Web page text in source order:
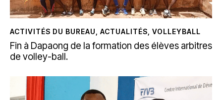
ACTIVITÉS DU BUREAU ACTUALITÉS VOLLEYBALL
Fin à Dapaong de la formation des élèves arbitres
de volley-ball.